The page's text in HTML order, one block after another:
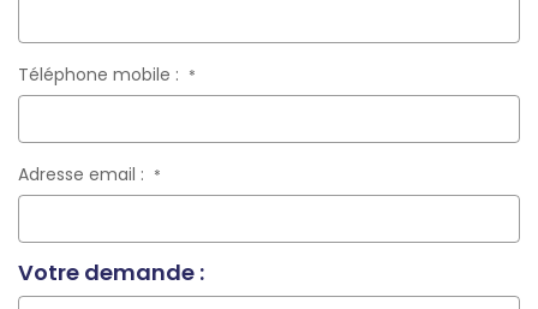
Téléphone mobile : *
Adresse email : *
Votre demande :